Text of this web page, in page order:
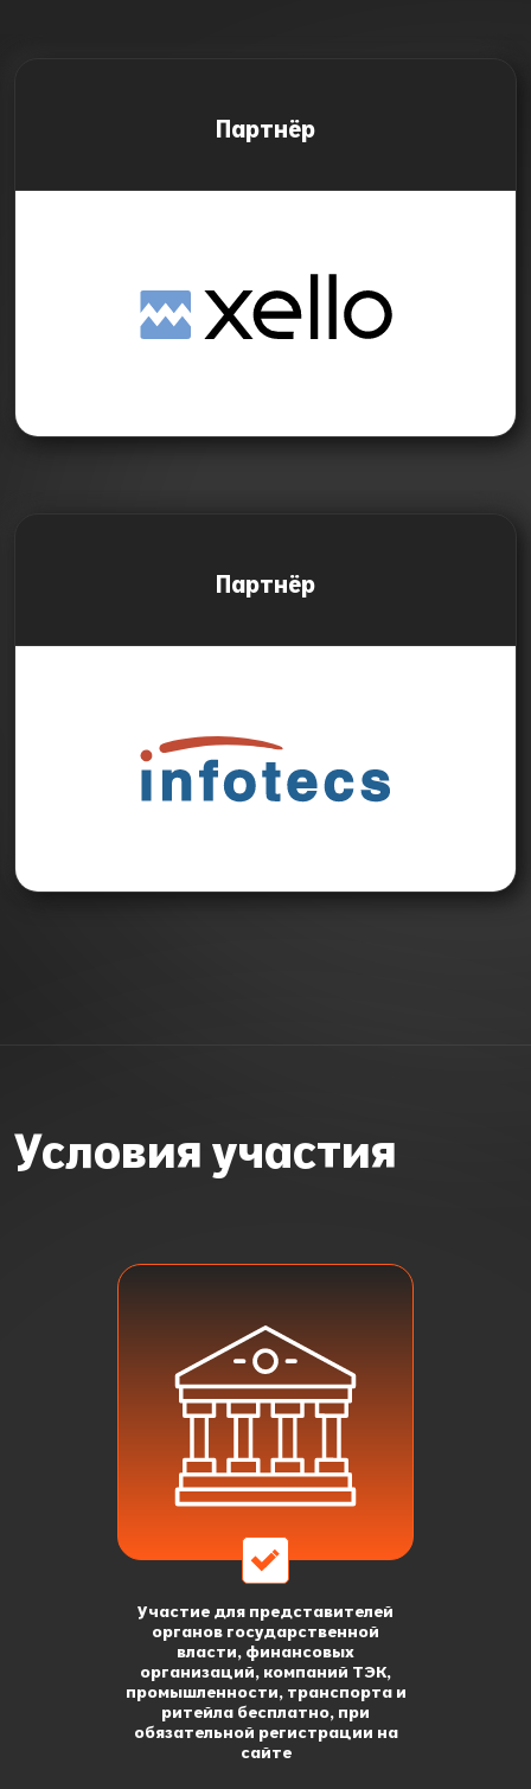
Партнёр
Партнёр
Условия участия
Участие для представителей
органов государственной
власти, финансовых
организаций, компаний ТЭК,
промышленности, транспорта и
ритейла бесплатно, при
обязательной регистрации на
сайте